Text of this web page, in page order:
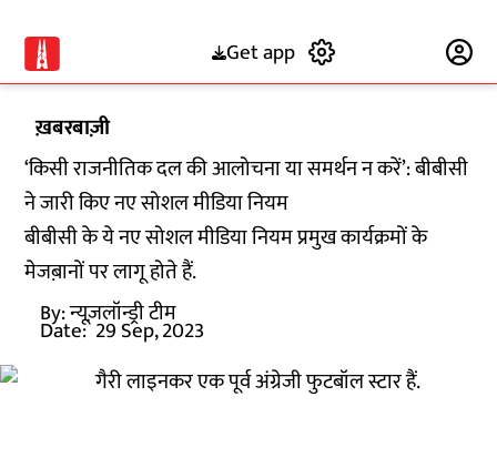
Get app
ख़बरबाज़ी
‘किसी राजनीतिक दल की आलोचना या समर्थन न करें’: बीबीसी
ने जारी किए नए सोशल मीडिया नियम
बीबीसी के ये नए सोशल मीडिया नियम प्रमुख कार्यक्रमों के
मेजब़ानों पर लागू होते हैं.
By:न्यूज़लॉन्ड्री टीम
Date: 29 Sep, 2023